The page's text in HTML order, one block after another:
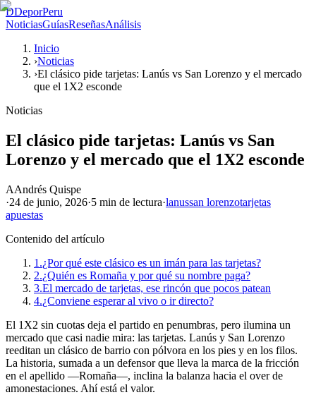
DDeporPeru
NoticiasGuíasReseñasAnálisis
Inicio
›Noticias
›El clásico pide tarjetas: Lanús vs San Lorenzo y el mercado
que el 1X2 esconde
Noticias
El clásico pide tarjetas: Lanús vs San
Lorenzo y el mercado que el 1X2 esconde
AAndrés Quispe
·24 de junio, 2026·5 min de lectura·lanussan lorenzotarjetas
apuestas
Contenido del artículo
1.¿Por qué este clásico es un imán para las tarjetas?
2.¿Quién es Romaña y por qué su nombre paga?
3.El mercado de tarjetas, ese rincón que pocos patean
4.¿Conviene esperar al vivo o ir directo?
El 1X2 sin cuotas deja el partido en penumbras, pero ilumina un
mercado que casi nadie mira: las tarjetas. Lanús y San Lorenzo
reeditan un clásico de barrio con pólvora en los pies y en los filos.
La historia, sumada a un defensor que lleva la marca de la fricción
en el apellido —Romaña—, inclina la balanza hacia el over de
amonestaciones. Ahí está el valor.